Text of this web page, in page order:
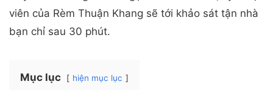
viên của Rèm Thuận Khang sẽ tới khảo sát tận nhà
bạn chỉ sau 30 phút.
Mục lục hiện mục lục